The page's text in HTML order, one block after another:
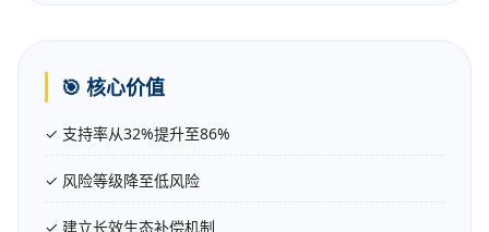
🎯 核心价值
✓ 支持率从32%提升至86%
✓ 风险等级降至低风险
✓ 建立长效生态补偿机制